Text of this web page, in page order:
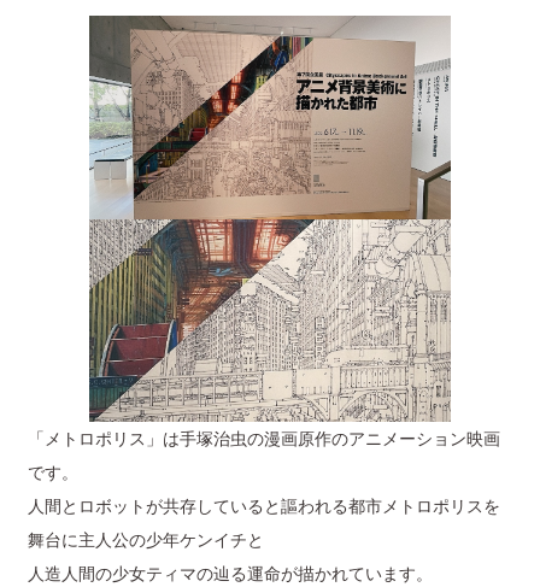
「メトロポリス」は手塚治虫の漫画原作のアニメーション映画
です。
人間とロボットが共存していると謳われる都市メトロポリスを
舞台に主人公の少年ケンイチと
人造人間の少女ティマの辿る運命が描かれています。